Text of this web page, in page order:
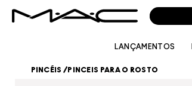
LANÇAMENTOS
PINCÉIS / PINCEIS PARA O ROSTO